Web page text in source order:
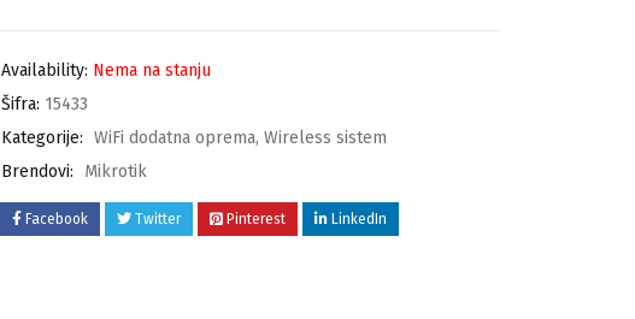
Availability: Nema na stanju
Šifra: 15433
Kategorije: WiFi dodatna oprema, Wireless sistem
Brendovi:
Mikrotik
Facebook Twitter Pinterest LinkedIn